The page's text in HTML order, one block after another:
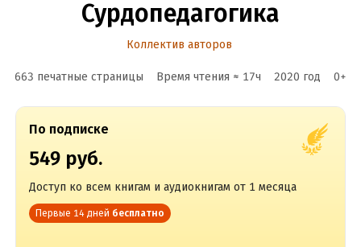
Сурдопедагогика
Коллектив авторов
663 печатные страницы Время чтения ≈ 17ч 2020 год 0+
По подписке
549 руб.
Доступ ко всем книгам и аудиокнигам от 1 месяца
Первые 14 дней бесплатно